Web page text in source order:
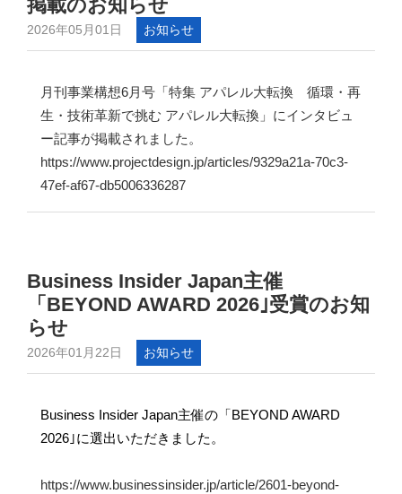
掲載のお知らせ
2026年05月01日 お知らせ
月刊事業構想6月号「特集 アパレル大転換 循環・再
生・技術革新で挑む アパレル大転換」にインタビュ
ー記事が掲載されました。
https://www.projectdesign.jp/articles/9329a21a-70c3-
47ef-af67-db5006336287
Business Insider Japan主催
「BEYOND AWARD 2026｣受賞のお知
らせ
2026年01月22日 お知らせ
Business Insider Japan主催の「BEYOND AWARD
2026｣に選出いただきました。
https://www.businessinsider.jp/article/2601-beyond-